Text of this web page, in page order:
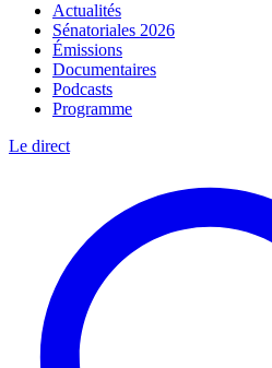
Actualités
Sénatoriales 2026
Émissions
Documentaires
Podcasts
Programme
Le direct